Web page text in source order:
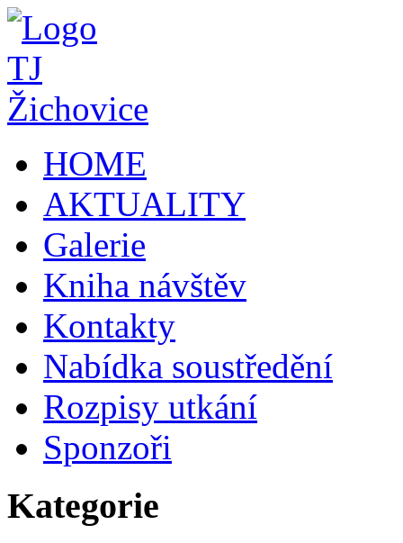
HOME
AKTUALITY
Galerie
Kniha návštěv
Kontakty
Nabídka soustředění
Rozpisy utkání
Sponzoři
Kategorie